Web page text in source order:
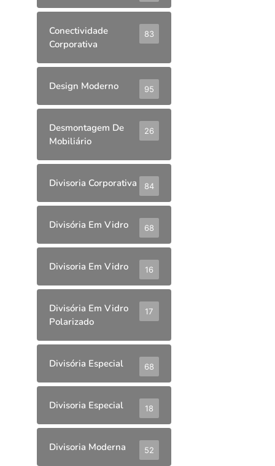
Conectividade
Corporativa
83
Design Moderno 95
Desmontagem De
Mobiliário
26
Divisoria Corporativa 84
Divisória Em Vidro 68
Divisoria Em Vidro 16
Divisória Em Vidro
Polarizado
17
Divisória Especial 68
Divisoria Especial 18
Divisoria Moderna 52